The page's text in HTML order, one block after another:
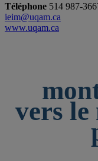
Téléphone 514 987-
ieim@uqam.ca
www.uqam.ca
vers le